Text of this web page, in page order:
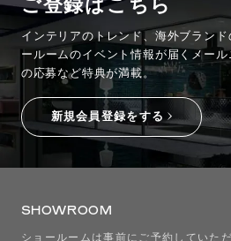
ご登録はこちら
インテリアのトレンド、海外ブラン
ールームのイベント情報が 届くメー
の応募など特典が満載。
新規会員登録をする
SHOWROOM
ショールームは事前にご予約していた